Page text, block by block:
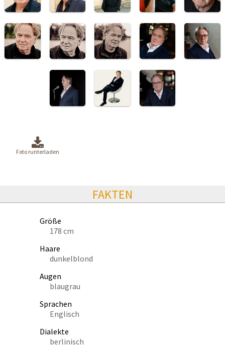
Foto runterladen
FAKTEN
Größe
178 cm
Haare
dunkelblond
Augen
blaugrau
Sprachen
Englisch
Dialekte
berlinisch